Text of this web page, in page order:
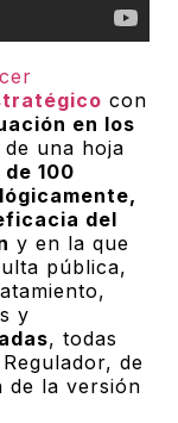
con
en los
una hoja
100
del
y en la que
pública,
y
, todas
de
de la versión